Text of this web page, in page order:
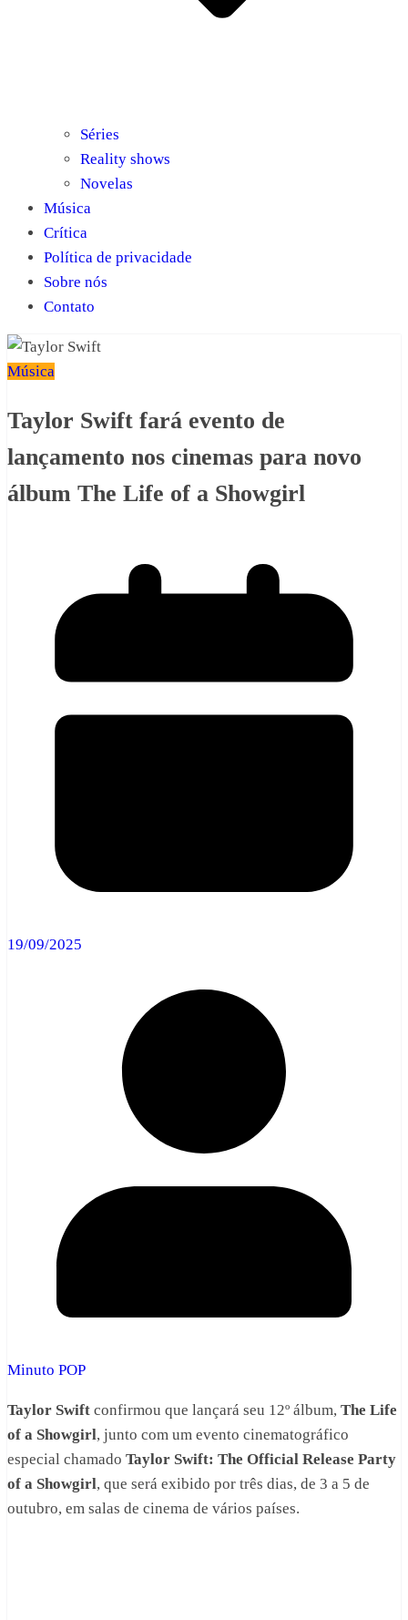
Séries
Reality shows
Novelas
Música
Crítica
Política de privacidade
Sobre nós
Contato
Música
Taylor Swift fará evento de
lançamento nos cinemas para novo
álbum The Life of a Showgirl
19/09/2025
Minuto POP
Taylor Swift confirmou que lançará seu 12º álbum, The Life
of a Showgirl, junto com um evento cinematográfico
especial chamado Taylor Swift: The Official Release Party
of a Showgirl, que será exibido por três dias, de 3 a 5 de
outubro, em salas de cinema de vários países.